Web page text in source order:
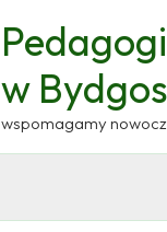
w
wspomagamy